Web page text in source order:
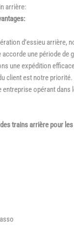
arrière:
d’essieu arrière,
accorde une période
une expédition
client est notre priorité.
entreprise opérant
trains arrière pour